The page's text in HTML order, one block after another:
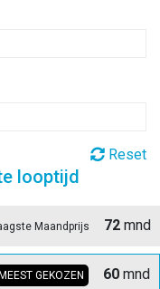
Reset
looptijd
Maandprijs 72 mnd
MEEST GEKOZEN 60 mnd